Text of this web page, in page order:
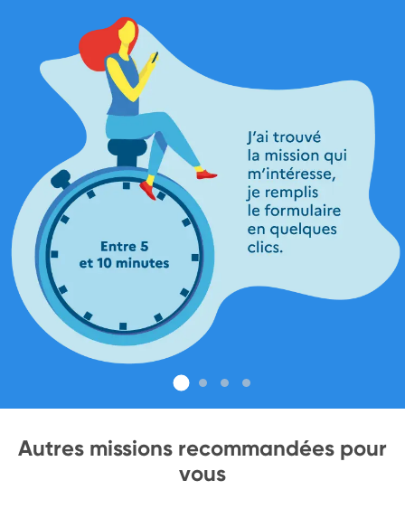
Autres missions recommandées pour
vous